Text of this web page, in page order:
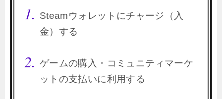
Steamウォレットにチャージ（入
金）する
ゲームの購入・コミュニティマーケ
ットの支払いに利用する